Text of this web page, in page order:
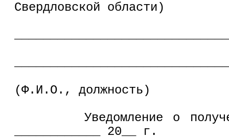
Свердловской области)
(Ф.И.О., должность)
Уведомление о
____________ 20__ г.